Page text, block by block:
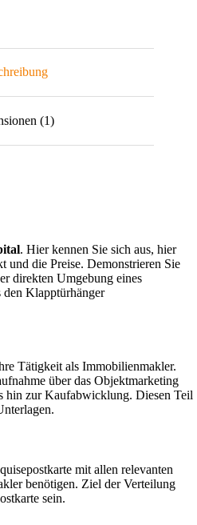
(1)
. Hier kennen Sie sich aus, hier
und die Preise. Demonstrieren Sie
direkten Umgebung eines
Klapptürhänger
Tätigkeit als Immobilienmakler.
über das Objektmarketing
hin zur Kaufabwicklung. Diesen Teil
mit allen relevanten
benötigen. Ziel der Verteilung
sein.